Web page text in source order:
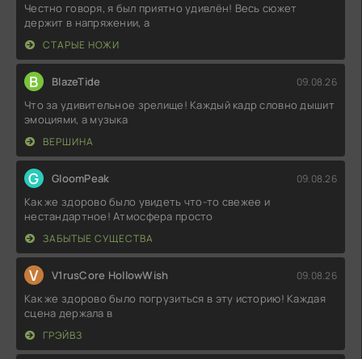
Честно говоря, я был приятно удивлён! Весь сюжет
держит в напряжении, а
СТАРЫЕ НОЖИ
B BlazeTide 09.08.26
Что за удивительное зрелище! Каждый кадр словно дышит
эмоциями, а музыка
ВЕРШИНА
G GloomPeak 09.08.26
Как же здорово было увидеть что-то свежее и
нестандартное! Атмосфера просто
ЗАБЫТЫЕ СУЩЕСТВА
V V1rusCore HollowWish 09.08.26
Как же здорово было погрузиться в эту историю! Каждая
сцена держала в
ГРЭЙВЗ